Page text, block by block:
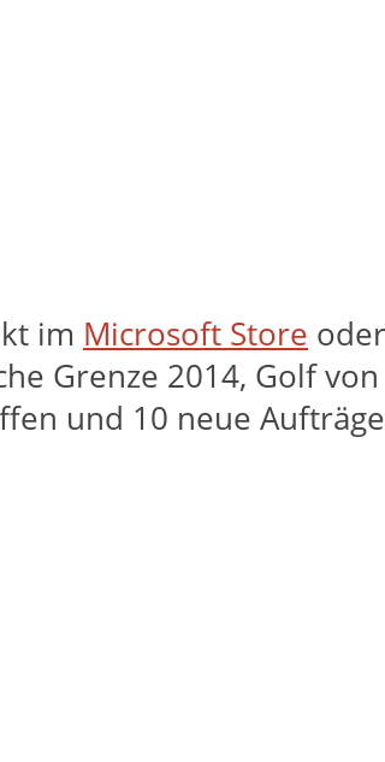
im Microsoft Store
Grenze 2014, Golf
und 10 neue